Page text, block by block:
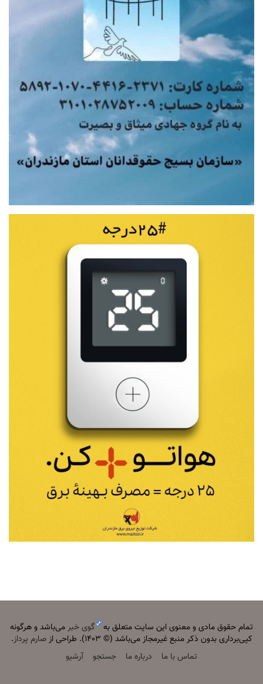
تمام حقوق مادی و معنوی این سایت متعلق به گوی خبرمی‌باشد و هرگونه
کپی‌برداری بدون ذکر منبع غیرمجاز می‌باشد (© ۱۴۰۳). طراحی از
صارم پرداز.
تماس با ما
درباره ما جستجو آرشیو